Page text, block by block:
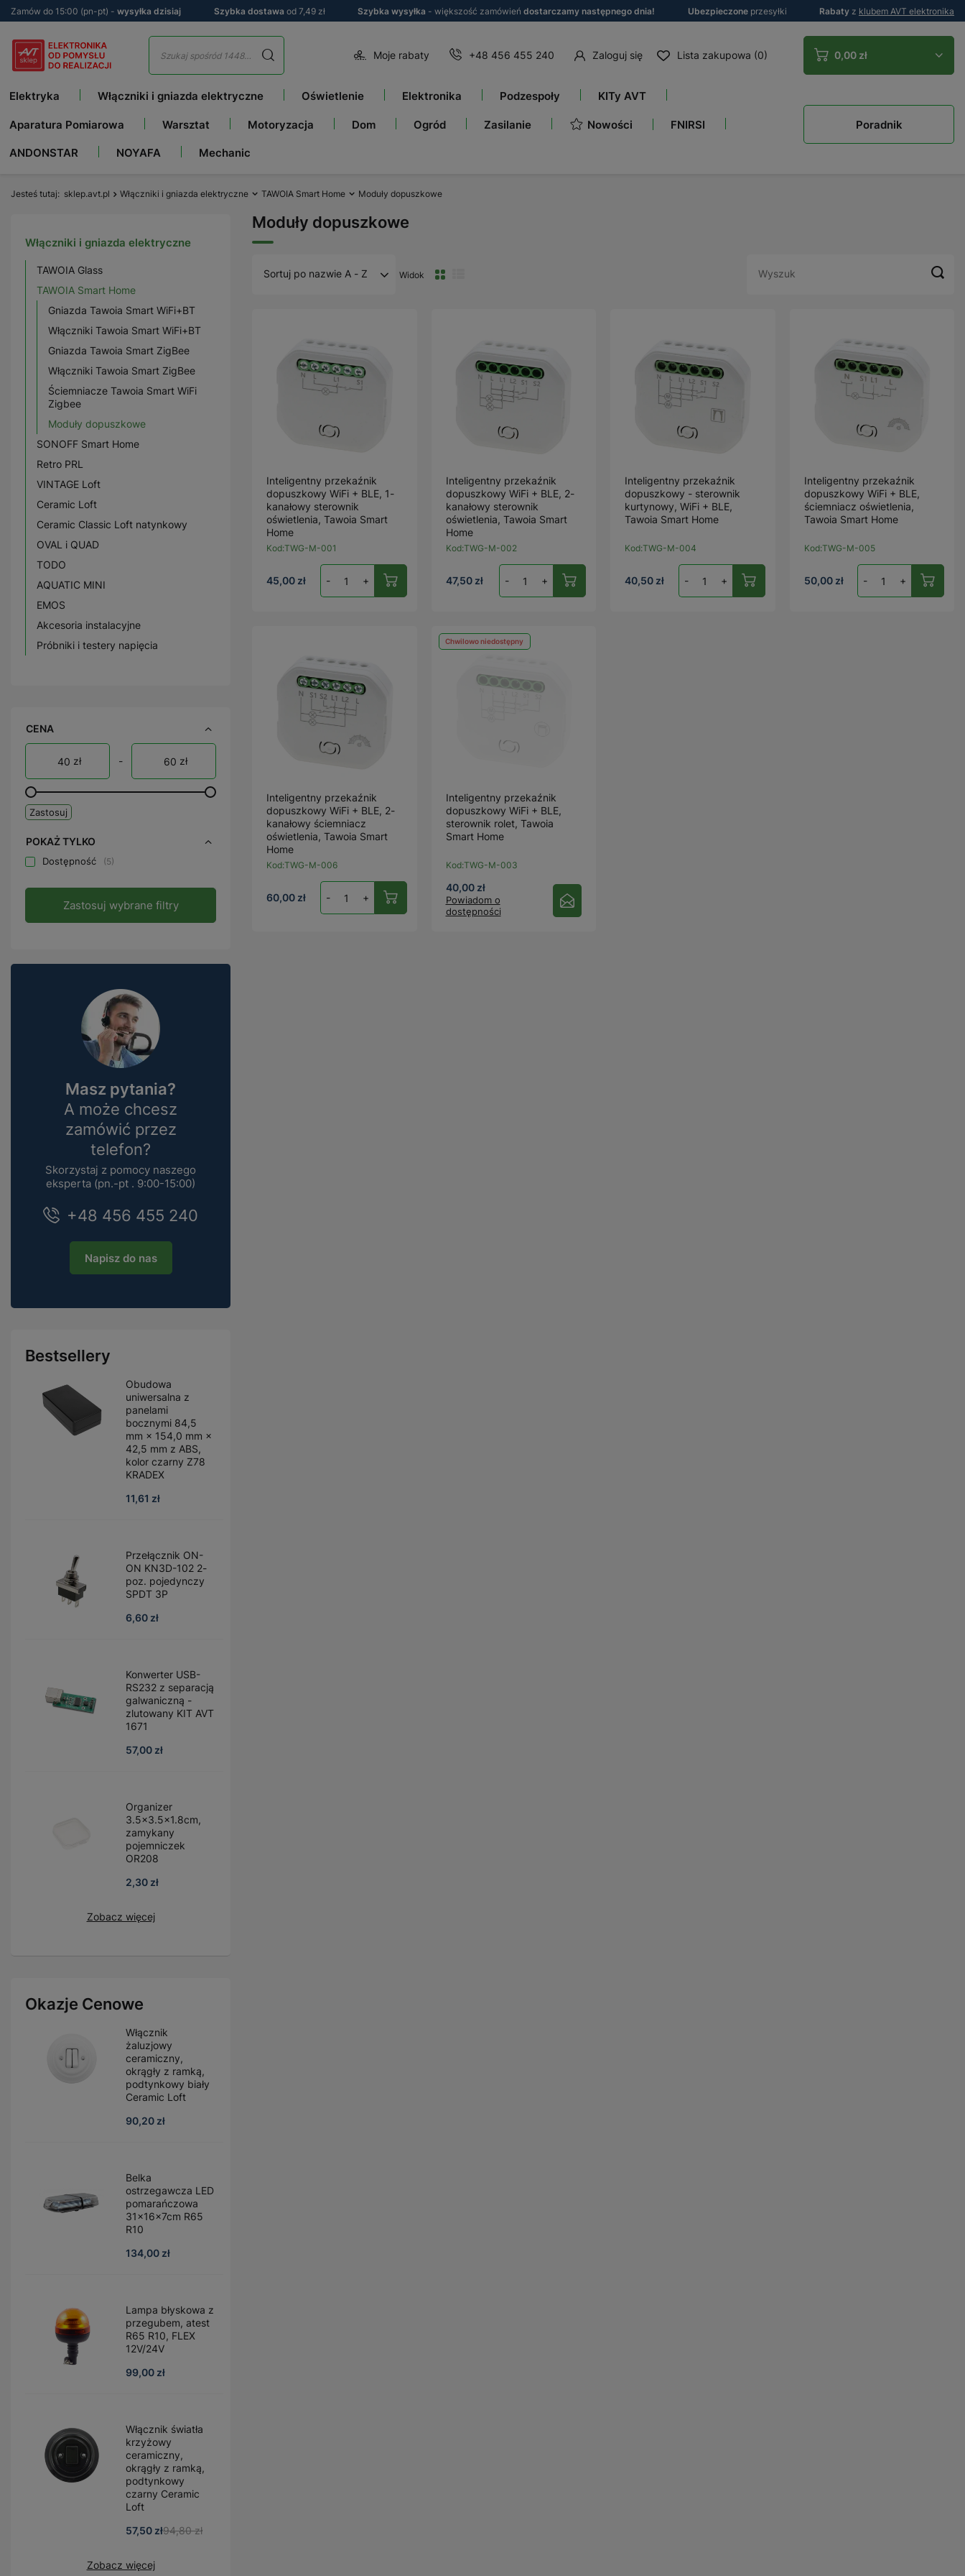
Zamów do 15:00 (pn-pt) - wysyłka dzisiaj Szybka dostawa od 7,49 zł Szybka wysyłka - większość zamówień dostarczamy następnego dnia! Ubezpieczone przesyłki Rabaty z klubem AVT elektronika
Moje rabaty +48 456 455 240 Zaloguj się Lista zakupowa (0) 0,00 zł
Elektryka Włączniki i gniazda elektryczne Oświetlenie Elektronika Podzespoły KITy AVT
Aparatura Pomiarowa Warsztat Motoryzacja Dom Ogród Zasilanie Nowości FNIRSI
ANDONSTAR NOYAFA Mechanic
Poradnik
Jesteś tutaj sklep.avt.pl Włączniki i gniazda elektryczne TAWOIA Smart Home Moduły dopuszkowe
Włączniki i gniazda elektryczne
TAWOIA Glass
TAWOIA Smart Home
Gniazda Tawoia Smart WiFi+BT
Włączniki Tawoia Smart WiFi+BT
Gniazda Tawoia Smart ZigBee
Włączniki Tawoia Smart ZigBee
Ściemniacze Tawoia Smart WiFi
Zigbee
Moduły dopuszkowe
SONOFF Smart Home
Retro PRL
VINTAGE Loft
Ceramic Loft
Ceramic Classic Loft natynkowy
OVAL i QUAD
TODO
AQUATIC MINI
EMOS
Akcesoria instalacyjne
Próbniki i testery napięcia
CENA
zł - zł
Zastosuj
POKAŻ TYLKO
Dostępność 5
Zastosuj wybrane filtry
Masz pytania?
A może chcesz
zamówić przez
telefon?
Skorzystaj z pomocy naszego
eksperta (pn.-pt . 9:00-15:00)
+48 456 455 240
Napisz do nas
Bestsellery
Obudowa
uniwersalna z
panelami
bocznymi 84,5
mm × 154,0 mm ×
42,5 mm z ABS,
kolor czarny Z78
KRADEX
11,61 zł
Przełącznik ON-
ON KN3D-102 2-
poz. pojedynczy
SPDT 3P
6,60 zł
Konwerter USB-
RS232 z separacją
galwaniczną -
zlutowany KIT AVT
1671
57,00 zł
Organizer
3.5x3.5x1.8cm,
zamykany
pojemniczek
OR208
2,30 zł
Zobacz więcej
Okazje Cenowe
Włącznik
żaluzjowy
ceramiczny,
okrągły z ramką,
podtynkowy biały
Ceramic Loft
90,20 zł
Belka
ostrzegawcza LED
pomarańczowa
31x16x7cm R65
R10
134,00 zł
Lampa błyskowa z
przegubem, atest
R65 R10, FLEX
12V/24V
99,00 zł
Włącznik światła
krzyżowy
ceramiczny,
okrągły z ramką,
podtynkowy
czarny Ceramic
Loft
57,50 zł94,80 zł
Zobacz więcej
Moduły dopuszkowe
Sortuj po nazwie A - Z Widok
Inteligentny przekaźnik
dopuszkowy WiFi + BLE, 1-
kanałowy sterownik
oświetlenia, Tawoia Smart
Home
Kod:TWG-M-001
45,00 zł - +
Inteligentny przekaźnik
dopuszkowy WiFi + BLE, 2-
kanałowy sterownik
oświetlenia, Tawoia Smart
Home
Kod:TWG-M-002
47,50 zł - +
Inteligentny przekaźnik
dopuszkowy - sterownik
kurtynowy, WiFi + BLE,
Tawoia Smart Home
Kod:TWG-M-004
40,50 zł - +
Inteligentny przekaźnik
dopuszkowy WiFi + BLE,
ściemniacz oświetlenia,
Tawoia Smart Home
Kod:TWG-M-005
50,00 zł - +
Inteligentny przekaźnik
dopuszkowy WiFi + BLE, 2-
kanałowy ściemniacz
oświetlenia, Tawoia Smart
Home
Kod:TWG-M-006
60,00 zł - +
Chwilowo niedostępny
Inteligentny przekaźnik
dopuszkowy WiFi + BLE,
sterownik rolet, Tawoia
Smart Home
Kod:TWG-M-003
40,00 zł
Powiadom o
dostępności